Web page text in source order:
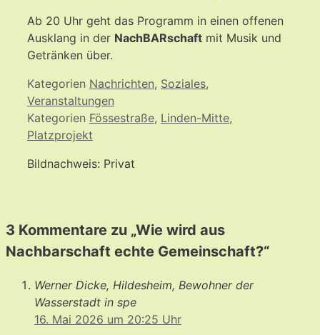
Ab 20 Uhr geht das Programm in einen offenen
Ausklang in der NachBARschaft mit Musik und
Getränken über.
Kategorien Nachrichten, Soziales,
Veranstaltungen
Kategorien Fössestraße, Linden-Mitte,
Platzprojekt
Bildnachweis: Privat
3 Kommentare zu „Wie wird aus
Nachbarschaft echte Gemeinschaft?“
Werner Dicke, Hildesheim, Bewohner der
Wasserstadt in spe
16. Mai 2026 um 20:25 Uhr